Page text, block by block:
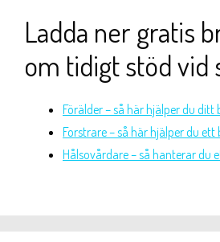
Ladda ner gratis
om tidigt stöd vid
Förälder – så här hjälper du
Forstrare – så här hjälper du
Hålsovårdare – så hanterar du